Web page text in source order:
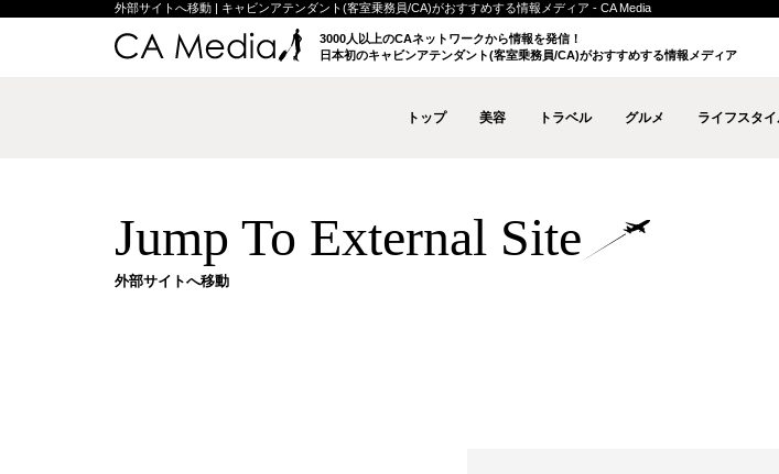
外部サイトへ移動 | キャビンアテンダント(客室乗務員/CA)がおすすめする情報メディア - CA Media
3000人以上のCAネットワークから情報を発信！
日本初のキャビンアテンダント(客室乗務員/CA)がおすすめする情報メディア
トップ 美容 トラベル グルメ ライフスタ
Jump To External Site
外部サイトへ移動